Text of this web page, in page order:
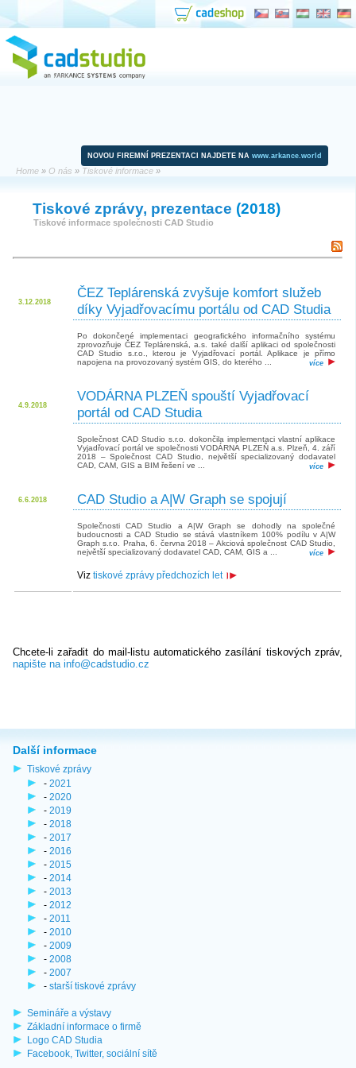
NOVOU FIREMNÍ PREZENTACI NAJDETE NA www.arkance.world
Home » O nás » Tiskové informace »
Tiskové zprávy, prezentace (2018)
Tiskové informace společnosti CAD Studio
3.12.2018
ČEZ Teplárenská zvyšuje komfort služeb
díky Vyjadřovacímu portálu od CAD Studia
Po dokončené implementaci geografického informačního systému
zprovozňuje ČEZ Teplárenská, a.s. také další aplikaci od společnosti
CAD Studio s.r.o., kterou je Vyjadřovací portál. Aplikace je přímo
napojena na provozovaný systém GIS, do kterého ...
více
4.9.2018
VODÁRNA PLZEŇ spouští Vyjadřovací
portál od CAD Studia
Společnost CAD Studio s.r.o. dokončila implementaci vlastní aplikace
Vyjadřovací portál ve společnosti VODÁRNA PLZEŇ a.s. Plzeň, 4. září
2018 – Společnost CAD Studio, největší specializovaný dodavatel
CAD, CAM, GIS a BIM řešení ve ...
více
6.6.2018 CAD Studio a A|W Graph se spojují
Společnosti CAD Studio a A|W Graph se dohodly na společné
budoucnosti a CAD Studio se stává vlastníkem 100% podílu v A|W
Graph s.r.o. Praha, 6. června 2018 – Akciová společnost CAD Studio,
největší specializovaný dodavatel CAD, CAM, GIS a ...
více
Viz tiskové zprávy předchozích let
Chcete-li zařadit do mail-listu automatického zasílání tiskových zpráv,
napište na info@cadstudio.cz
Další informace
Tiskové zprávy
- 2021
- 2020
- 2019
- 2018
- 2017
- 2016
- 2015
- 2014
- 2013
- 2012
- 2011
- 2010
- 2009
- 2008
- 2007
- starší tiskové zprávy
Semináře a výstavy
Základní informace o firmě
Logo CAD Studia
Facebook, Twitter, sociální sítě